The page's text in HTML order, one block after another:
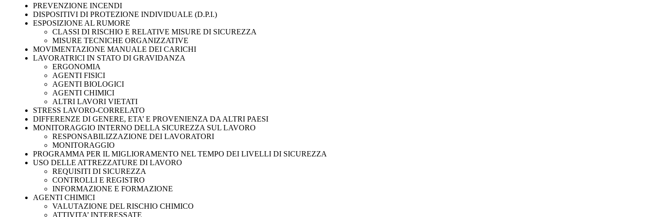
PREVENZIONE INCENDI
DISPOSITIVI DI PROTEZIONE INDIVIDUALE (D.P.I.)
ESPOSIZIONE AL RUMORE
CLASSI DI RISCHIO E RELATIVE MISURE DI SICUREZZA
MISURE TECNICHE ORGANIZZATIVE
MOVIMENTAZIONE MANUALE DEI CARICHI
LAVORATRICI IN STATO DI GRAVIDANZA
ERGONOMIA
AGENTI FISICI
AGENTI BIOLOGICI
AGENTI CHIMICI
ALTRI LAVORI VIETATI
STRESS LAVORO-CORRELATO
DIFFERENZE DI GENERE, ETA’ E PROVENIENZA DA ALTRI PAESI
MONITORAGGIO INTERNO DELLA SICUREZZA SUL LAVORO
RESPONSABILIZZAZIONE DEI LAVORATORI
MONITORAGGIO
PROGRAMMA PER IL MIGLIORAMENTO NEL TEMPO DEI LIVELLI DI SICUREZZA
USO DELLE ATTREZZATURE DI LAVORO
REQUISITI DI SICUREZZA
CONTROLLI E REGISTRO
INFORMAZIONE E FORMAZIONE
AGENTI CHIMICI
VALUTAZIONE DEL RISCHIO CHIMICO
ATTIVITA’ INTERESSATE